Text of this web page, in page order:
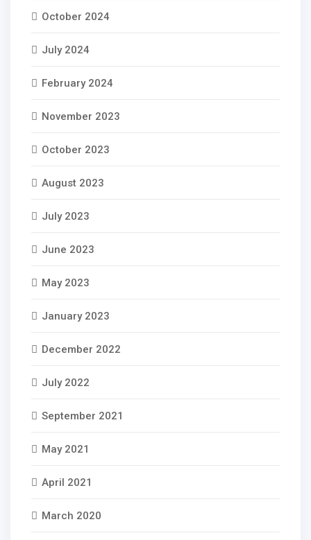
October 2024
July 2024
February 2024
November 2023
October 2023
August 2023
July 2023
June 2023
May 2023
January 2023
December 2022
July 2022
September 2021
May 2021
April 2021
March 2020